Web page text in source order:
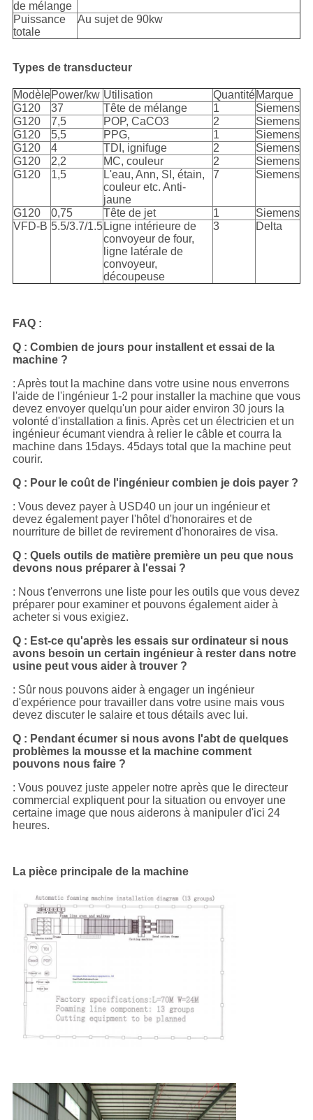
de mélange
Puissance
totale
Au sujet de 90kw
Types de transducteur
ModèlePower/kw Utilisation QuantitéMarque
G120
37 Tête de mélange 1
Siemens
G120
7,5 POP, CaCO3 2
Siemens
G120
5,5 PPG, 1
Siemens
G120
4 TDI, ignifuge 2
Siemens
G120
2,2 MC, couleur 2
Siemens
G120
1,5
L'eau, Ann, SI, étain,
couleur etc. Anti-
jaune
7 Siemens
G120 0,75 Tête de jet 1
Siemens
VFD-B 5.5/3.7/1.5Ligne intérieure de
convoyeur de four,
ligne latérale de
convoyeur,
découpeuse
3 Delta
FAQ :
Q : Combien de jours pour installent et essai de la
machine ?
: Après tout la machine dans votre usine nous enverrons
l'aide de l'ingénieur 1-2 pour installer la machine que vous
devez envoyer quelqu'un pour aider environ 30 jours la
volonté d'installation a finis. Après cet un électricien et un
ingénieur écumant viendra à relier le câble et courra la
machine dans 15days. 45days total que la machine peut
courir.
Q : Pour le coût de l'ingénieur combien je dois payer ?
: Vous devez payer à USD40 un jour un ingénieur et
devez également payer l'hôtel d'honoraires et de
nourriture de billet de revirement d'honoraires de visa.
Q : Quels outils de matière première un peu que nous
devons nous préparer à l'essai ?
: Nous t'enverrons une liste pour les outils que vous devez
préparer pour examiner et pouvons également aider à
acheter si vous exigiez.
Q : Est-ce qu'après les essais sur ordinateur si nous
avons besoin un certain ingénieur à rester dans notre
usine peut vous aider à trouver ?
: Sûr nous pouvons aider à engager un ingénieur
d'expérience pour travailler dans votre usine mais vous
devez discuter le salaire et tous détails avec lui.
Q : Pendant écumer si nous avons l'abt de quelques
problèmes la mousse et la machine comment
pouvons nous faire ?
: Vous pouvez juste appeler notre après que le directeur
commercial expliquent pour la situation ou envoyer une
certaine image que nous aiderons à manipuler d'ici 24
heures.
La pièce principale de la machine